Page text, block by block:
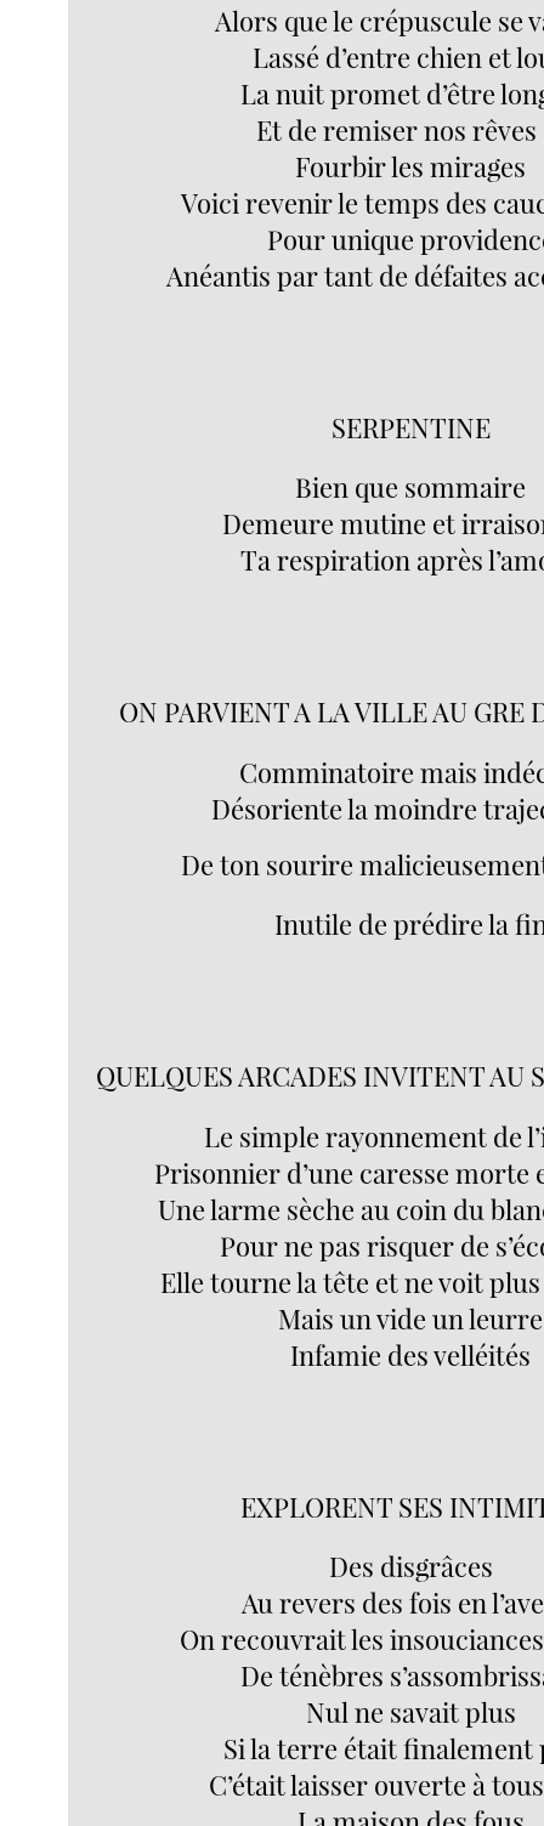
Alors que le crépuscule se
Lassé d’entre chien et
La nuit promet d’être
Et de remiser nos rêves
Fourbir les mirages
Voici revenir le temps des
Pour unique
Anéantis par tant de défaites
SERPENTINE
Bien que sommaire
Demeure mutine et
Ta respiration après
ON PARVIENT A LA VILLE AU GRE
Comminatoire mais
Désoriente la moindre
De ton sourire
Inutile de prédire la
QUELQUES ARCADES INVITENT AU
Le simple rayonnement de
Prisonnier d’une caresse morte
Une larme sèche au coin du
Pour ne pas risquer de
Elle tourne la tête et ne voit
Mais un vide un leurre
Infamie des velléités
EXPLORENT SES
Des disgrâces
Au revers des fois en
On recouvrait les
De ténèbres
Nul ne savait plus
Si la terre était finalement
C’était laisser ouverte à